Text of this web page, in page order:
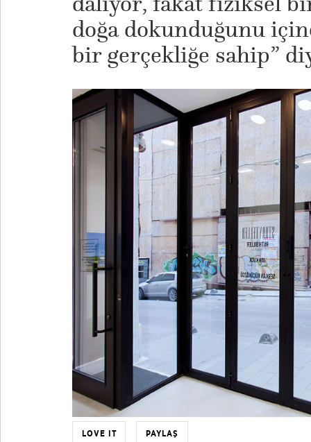
doğa dokunduğunu
bir gerçekliğe sahip”
LOVE IT PAYLAŞ